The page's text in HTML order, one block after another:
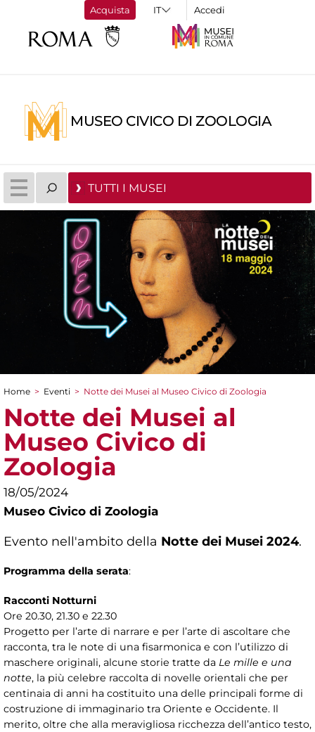
Acquista Accedi
MUSEO CIVICO DI ZOOLOGIA
TUTTI I MUSEI
Tu sei qui
Home > Eventi > Notte dei Musei al Museo Civico di Zoologia
Notte dei Musei al
Museo Civico di
Zoologia
18/05/2024
Museo Civico di Zoologia
Evento nell'ambito della Notte dei Musei 2024.
Programma della serata:
Racconti Notturni
Ore 20.30, 21.30 e 22.30
Progetto per l’arte di narrare e per l’arte di ascoltare che
racconta, tra le note di una fisarmonica e con l’utilizzo di
maschere originali, alcune storie tratte da Le mille e una
notte, la più celebre raccolta di novelle orientali che per
centinaia di anni ha costituito una delle principali forme di
costruzione di immaginario tra Oriente e Occidente. Il
merito, oltre che alla meravigliosa ricchezza dell’antico testo,